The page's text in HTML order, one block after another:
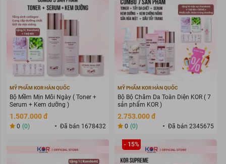
MỸ PHẨM KOR HÀN QUỐC
Bộ Mềm Mịn Mỗi Ngày ( Toner +
Serum + Kem dưỡng )
1.507.000 đ
0 (0) Đã bán 1678432
MỸ PHẨM KOR HÀN QUỐC
Bộ Bộ Chăm Da Toàn Diện KOR ( 7
sản phẩm KOR )
2.753.000 đ
0 (0) Đã bán 2345675
- 15%